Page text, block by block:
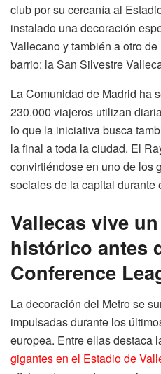
club por su cercanía al
instalado una decoración
Vallecano y también a otro
barrio: la San Silvestre
La Comunidad de Madrid ha
230.000 viajeros utilizan
lo que la iniciativa busca
la final a toda la ciudad. El
convirtiéndose en uno de los
sociales de la capital durante
Vallecas vive
histórico antes
Conference
La decoración del Metro se
impulsadas durante los
europea. Entre ellas destaca
gigantes en el Estadio de